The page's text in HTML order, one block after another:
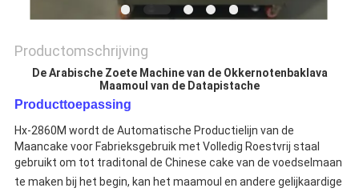
Productomschrijving
De Arabische Zoete Machine van de Okkernotenbaklava
Maamoul van de Datapistache
Producttoepassing
Hx-2860M wordt de Automatische Productielijn van de
Maancake voor Fabrieksgebruik met Volledig Roestvrij staal
gebruikt om tot traditonal de Chinese cake van de voedselmaan
te maken bij het begin, kan het maamoul en andere gelijkaardige